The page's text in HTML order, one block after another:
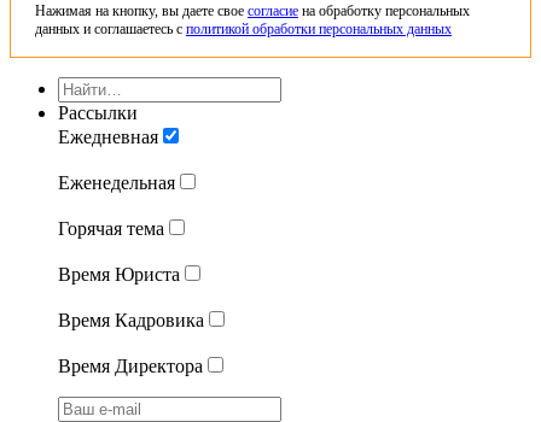
Нажимая на кнопку, вы даете свое согласие на обработку персональных
данных и соглашаетесь с политикой обработки персональных данных
Рассылки
Ежедневная
Еженедельная
Горячая тема
Время Юриста
Время Кадровика
Время Директора